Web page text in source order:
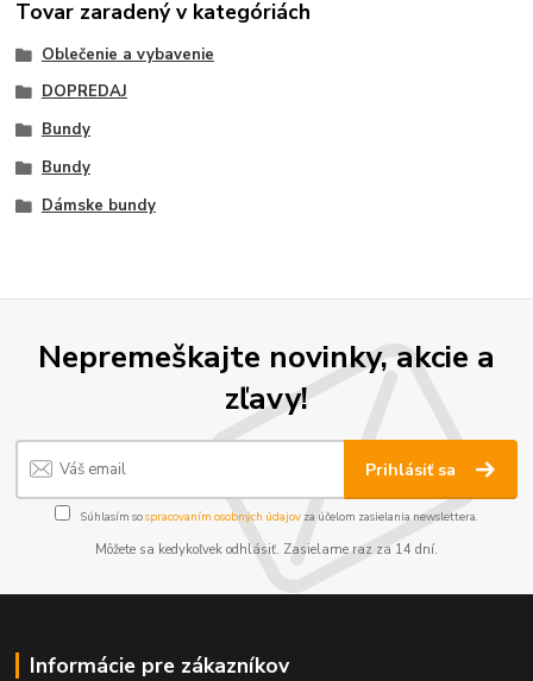
Tovar zaradený v kategóriách
Oblečenie a vybavenie
DOPREDAJ
Bundy
Bundy
Dámske bundy
Nepremeškajte novinky, akcie a
zľavy!
Prihlásiť sa
Súhlasím sospracovaním osobných údajov za účelom zasielania newslettera.
Môžete sa kedykoľvek odhlásiť. Zasielame raz za 14 dní.
Informácie pre zákazníkov